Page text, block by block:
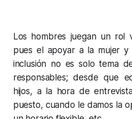
Los hombres juegan un rol
pues el apoyar a la mujer y
inclusión no es solo tema
responsables; desde que
hijos, a la hora de
puesto, cuando le damos la